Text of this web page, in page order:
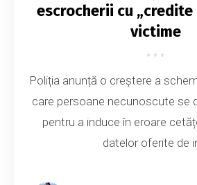
escrocherii cu „credite
victime
Poliția anunță o creștere a
care persoane necunoscute se
pentru a induce în eroare
datelor oferite de